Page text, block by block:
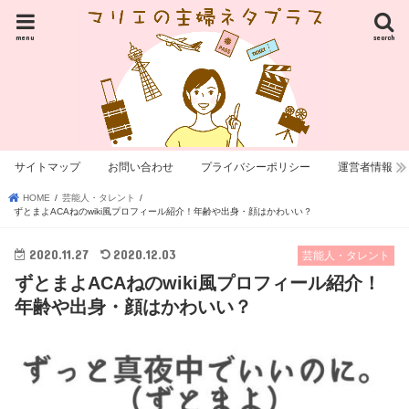
search
menu
サイトマップ お問い合わせ プライバシーポリシー 運営者情報
HOME
芸能人・タレント
ずとまよACAねのwiki風プロフィール紹介！年齢や出身・顔はかわいい？
芸能人・タレント
2020.11.27 2020.12.03
ずとまよACAねのwiki風プロフィール紹介！
年齢や出身・顔はかわいい？